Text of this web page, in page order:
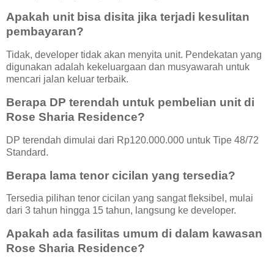
Apakah unit bisa disita jika terjadi kesulitan
pembayaran?
Tidak, developer tidak akan menyita unit. Pendekatan yang
digunakan adalah kekeluargaan dan musyawarah untuk
mencari jalan keluar terbaik.
Berapa DP terendah untuk pembelian unit di
Rose Sharia Residence?
DP terendah dimulai dari Rp120.000.000 untuk Tipe 48/72
Standard.
Berapa lama tenor cicilan yang tersedia?
Tersedia pilihan tenor cicilan yang sangat fleksibel, mulai
dari 3 tahun hingga 15 tahun, langsung ke developer.
Apakah ada fasilitas umum di dalam kawasan
Rose Sharia Residence?